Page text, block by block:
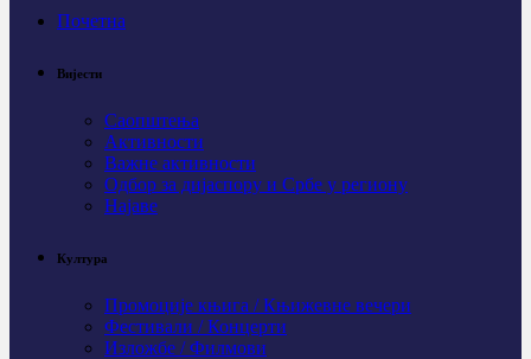
Почетна
Вијести
Саопштења
Активности
Важне активности
Одбор за дијаспору и Србе у региону
Најаве
Култура
Промоције књига / Књижевне вечери
Фестивали / Концерти
Изложбе / Филмови